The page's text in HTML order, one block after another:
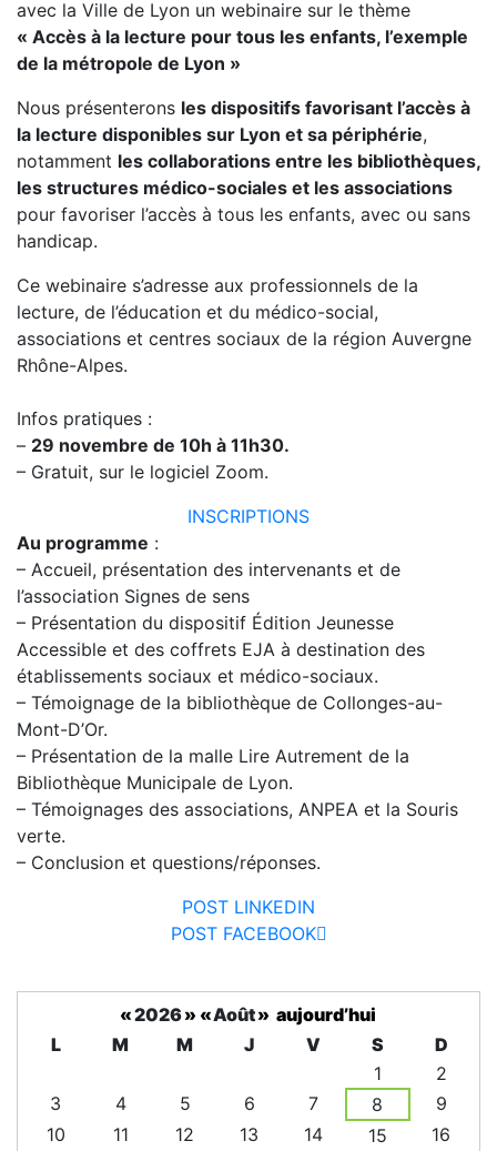
avec la Ville de Lyon un webinaire sur le thème
« Accès à la lecture pour tous les enfants, l’exemple
de la métropole de Lyon »
Nous présenterons les dispositifs favorisant l’accès à
la lecture disponibles sur Lyon et sa périphérie,
notamment les collaborations entre les bibliothèques,
les structures médico-sociales et les associations
pour favoriser l’accès à tous les enfants, avec ou sans
handicap.
Ce webinaire s’adresse aux professionnels de la
lecture, de l’éducation et du médico-social,
associations et centres sociaux de la région Auvergne
Rhône-Alpes.
Infos pratiques :
– 29 novembre de 10h à 11h30.
– Gratuit, sur le logiciel Zoom.
INSCRIPTIONS
Au programme :
– Accueil, présentation des intervenants et de
l’association Signes de sens
– Présentation du dispositif Édition Jeunesse
Accessible et des coffrets EJA à destination des
établissements sociaux et médico-sociaux.
– Témoignage de la bibliothèque de Collonges-au-
Mont-D’Or.
– Présentation de la malle Lire Autrement de la
Bibliothèque Municipale de Lyon.
– Témoignages des associations, ANPEA et la Souris
verte.
– Conclusion et questions/réponses.
POST LINKEDIN
POST FACEBOOK
«2026» «Août» aujourd’hui
L
M M J V S
D
1
2
3
4 5 6 7 8
9
10
11 12 13 14 15
16